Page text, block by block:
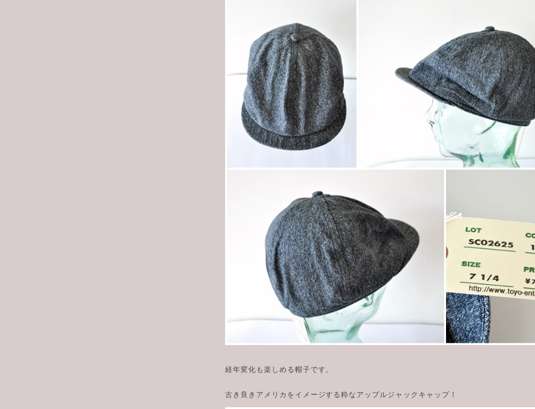
経年変化も楽しめる帽子です。
古き良きアメリカをイメージする粋なアップルジャックキャップ！